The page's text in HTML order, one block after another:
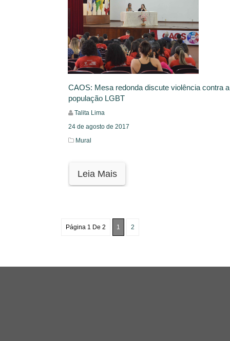
CAOS: Mesa redonda discute violência contra a
população LGBT
Talita Lima
24 de agosto de 2017
Mural
Leia Mais
Página 1 De 2 1 2